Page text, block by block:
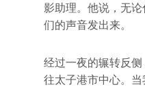
影助理。他说，无
们的声音发出来。
经过一夜的辗转反
往太子港市中心。